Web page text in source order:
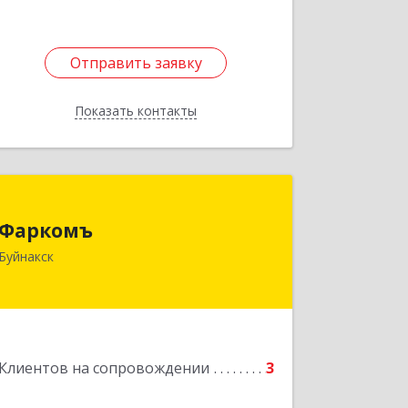
Отправить заявку
Показать контакты
Отправить заявку
Назад
Фаркомъ
Буйнакск
Клиентов на сопровождении 3